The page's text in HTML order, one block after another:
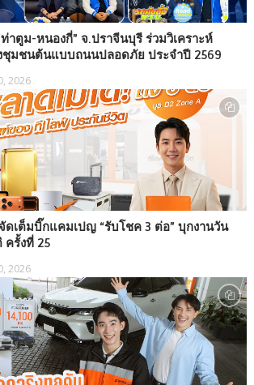
ตูม-หนองกี่” จ.ปราจีนบุรี ร่วมวิเคราะห์
ชุมชนต้นแบบถนนปลอดภัย ประจำปี 2569
2026
เต็มบิ๊กแคมเปญ “รับโชค 3 ต่อ” บุกงานวัน
ครั้งที่ 25
2026